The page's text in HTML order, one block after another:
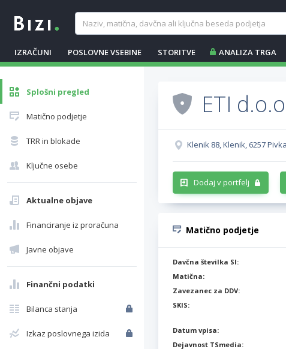
IZRAČUNI POSLOVNE VSEBINE STORITVE ANALIZA TRGA
Splošni pregled
Matično podjetje
TRR in blokade
Ključne osebe
Aktualne objave
Financiranje iz proračuna
Javne objave
Finančni podatki
Bilanca stanja
Izkaz poslovnega izida
ETI
Klenik 88, Klenik, 6257 Pivka
Dodaj v portfelj
Matično podjetje
Davčna številka SI:
Matična:
Zavezanec za DDV:
SKIS:
Datum vpisa:
Dejavnost TSmedia: